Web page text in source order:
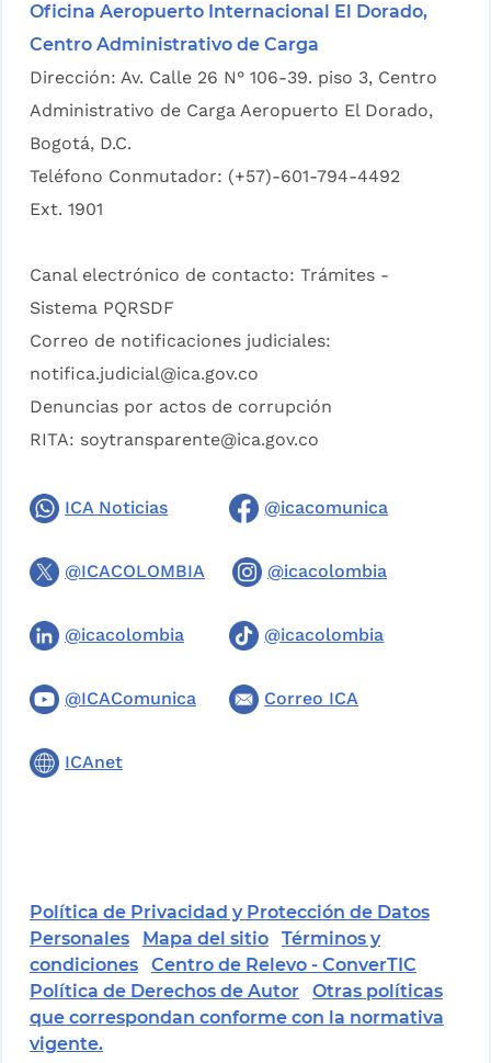
Oficina Aeropuerto Internacional El Dorado,
Centro Administrativo de Carga
Dirección: Av. Calle 26 N° 106-39. piso 3, Centro
Administrativo de Carga Aeropuerto El Dorado,
Bogotá, D.C.
Teléfono Conmutador: (+57)-601-794-4492
Ext. 1901
Canal electrónico de contacto: Trámites -
Sistema PQRSDF
Correo de notificaciones judiciales:
notifica.judicial@ica.gov.co
Denuncias por actos de corrupción
RITA: soytransparente@ica.gov.co
ICA Noticias @icacomunica
@ICACOLOMBIA @icacolombia
@icacolombia @icacolombia
@ICAComunica Correo ICA
ICAnet
Política de Privacidad y Protección de Datos
Personales
Mapa del sitio
Términos y
condiciones
Centro de Relevo - ConverTIC
Política de Derechos de Autor
Otras políticas
que correspondan conforme con la normativa
vigente.